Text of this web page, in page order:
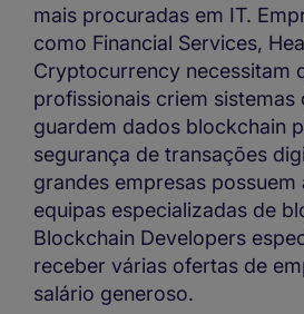
mais procuradas em IT.
como Financial Services,
Cryptocurrency necessitam
profissionais criem sistemas
guardem dados blockchain
segurança de transações
grandes empresas possuem
equipas especializadas de
Blockchain Developers
receber várias ofertas de
salário generoso.